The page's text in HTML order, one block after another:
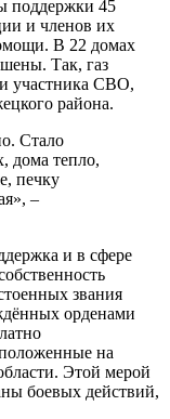
поддержки 45
и членов их
В 22 домах
Так, газ
участника СВО,
района.
Стало
дома тепло,
печку
–
и в сфере
звания
орденами
на
Этой мерой
боевых действий,